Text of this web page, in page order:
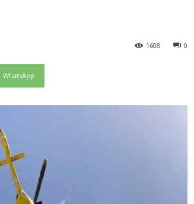
0
1608
WhatsApp